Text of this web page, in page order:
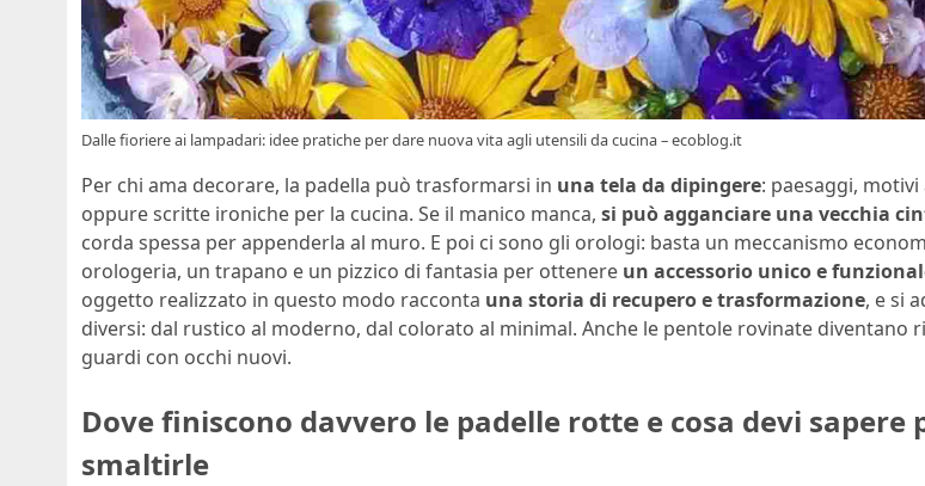
Dalle fioriere ai lampadari: idee pratiche per dare nuova vita agli utensili da cucina – ecoblog.it
Per chi ama decorare, la padella può trasformarsi in una tela da dipingere: paesaggi,
oppure scritte ironiche per la cucina. Se il manico manca, si può agganciare una vecchia
corda spessa per appenderla al muro. E poi ci sono gli orologi: basta un meccanismo
orologeria, un trapano e un pizzico di fantasia per ottenere un accessorio unico e
oggetto realizzato in questo modo racconta una storia di recupero e trasformazione, e si
diversi: dal rustico al moderno, dal colorato al minimal. Anche le pentole rovinate diventano
guardi con occhi nuovi.
Dove finiscono davvero le padelle rotte e cosa devi sapere
smaltirle